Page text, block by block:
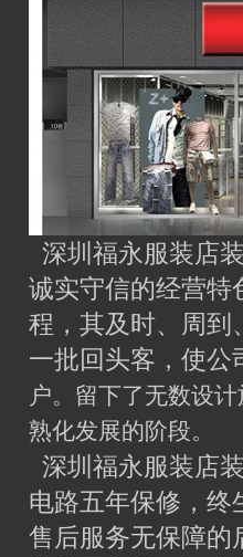
深圳福永服装店
诚实守信的经营特
程，其及时、周到
一批回头客，使公
户。留下了无数设
熟化发展的阶段。
深圳福永服装店
电路五年保修，终
售后服务无保障的